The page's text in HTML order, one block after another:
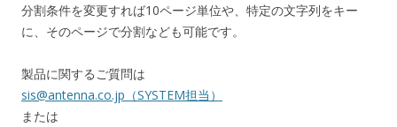
分割条件を変更すれば10ページ単位や、特定の文字列をキー
に、そのページで分割なども可能です。
製品に関するご質問は
sis@antenna.co.jp（SYSTEM担当）
または